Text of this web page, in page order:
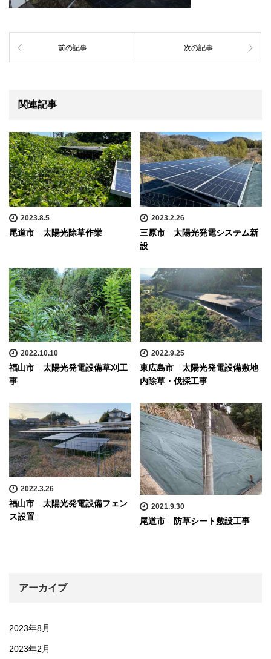
前の記事 次の記事
関連記事
2023.8.5
尾道市 太陽光除草作業
2023.2.26
三原市 太陽光発電システム新
設
2022.10.10
福山市 太陽光発電設備草刈工
事
2022.9.25
東広島市 太陽光発電設備敷地
内除草・伐採工事
2022.3.26
福山市 太陽光発電設備フェン
ス設置
2021.9.30
尾道市 防草シート敷設工事
アーカイブ
2023年8月
2023年2月